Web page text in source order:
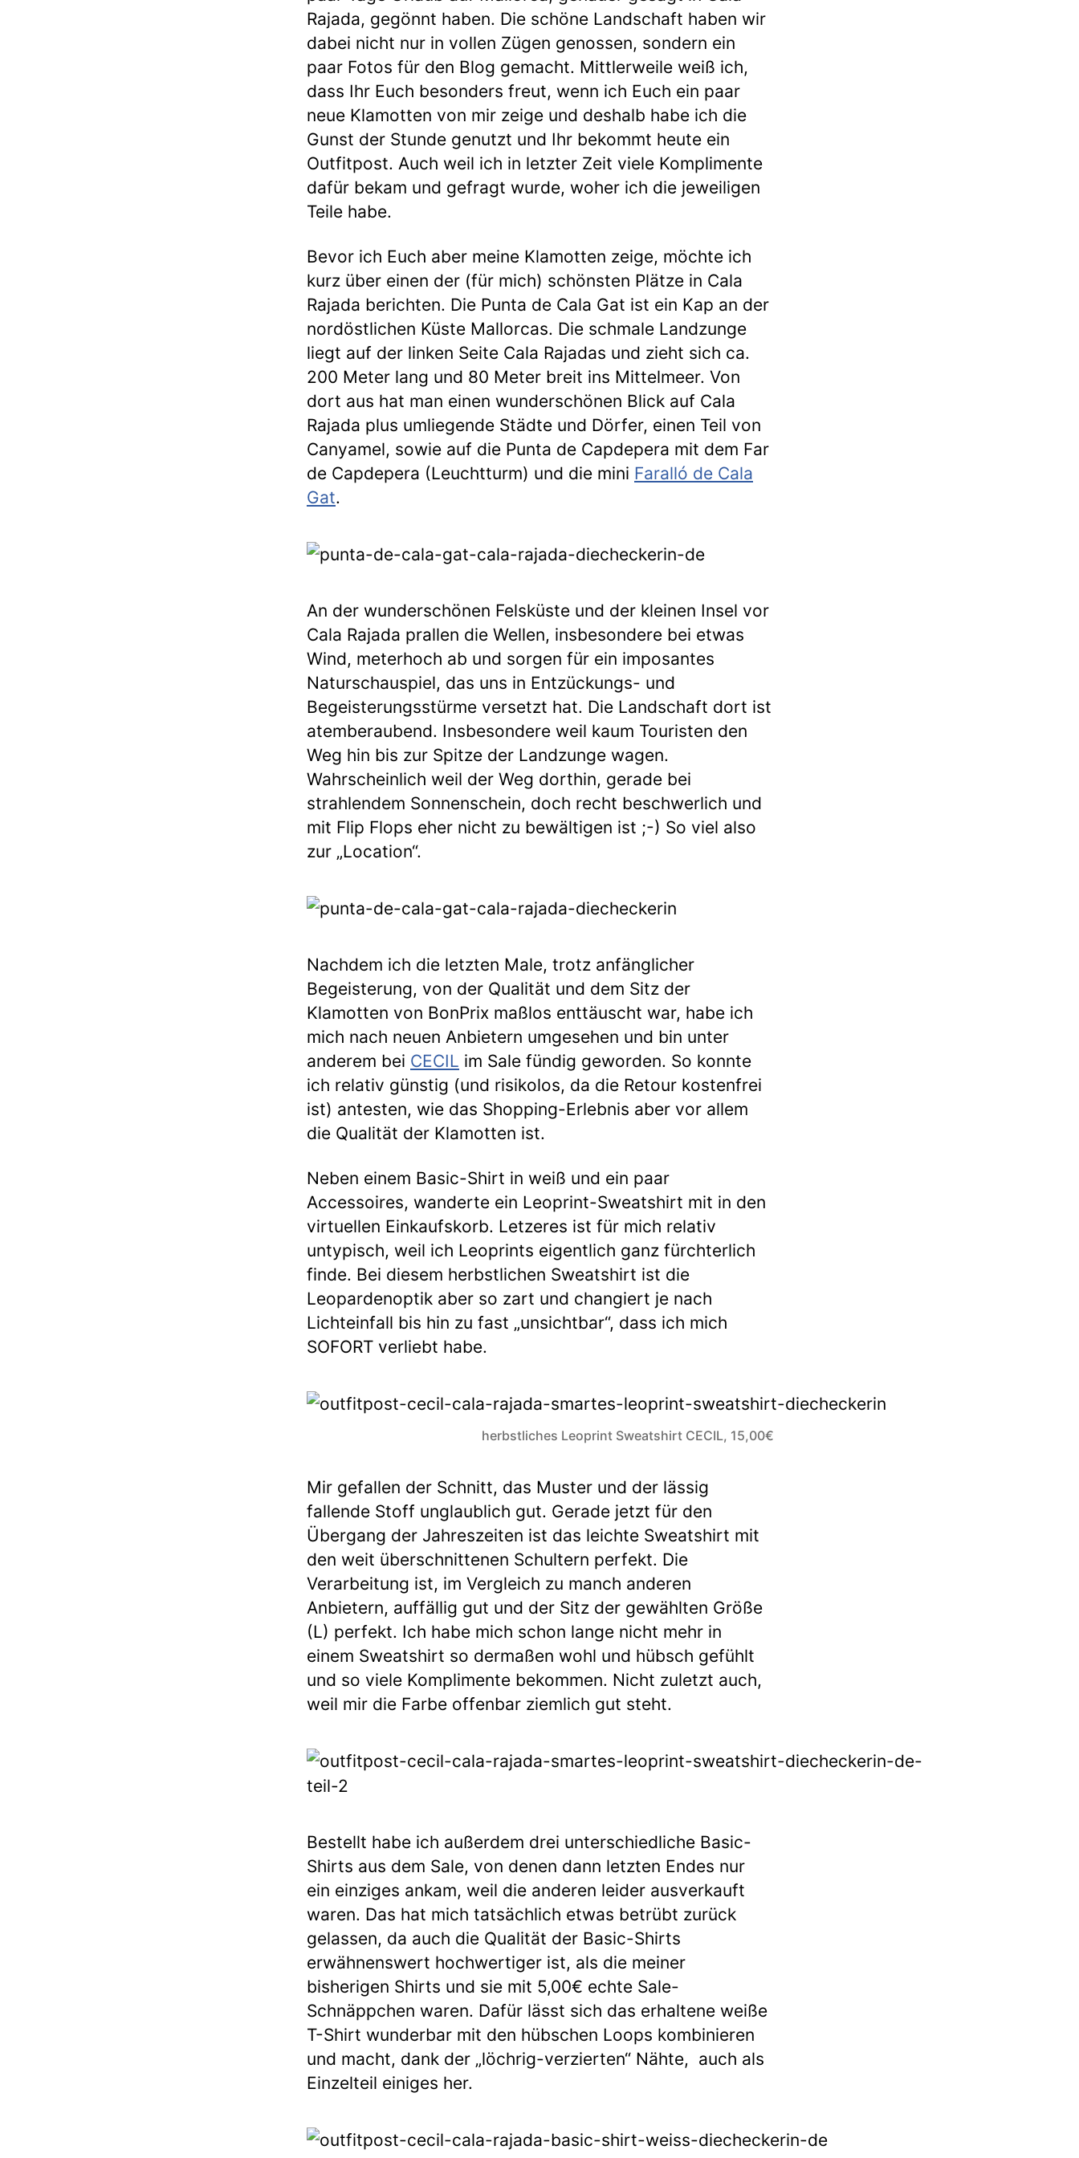
Rajada, gegönnt haben. Die schöne Landschaft haben wir
dabei nicht nur in vollen Zügen genossen, sondern ein
paar Fotos für den Blog gemacht. Mittlerweile weiß ich,
dass Ihr Euch besonders freut, wenn ich Euch ein paar
neue Klamotten von mir zeige und deshalb habe ich die
Gunst der Stunde genutzt und Ihr bekommt heute ein
Outfitpost. Auch weil ich in letzter Zeit viele Komplimente
dafür bekam und gefragt wurde, woher ich die jeweiligen
Teile habe.
Bevor ich Euch aber meine Klamotten zeige, möchte ich
kurz über einen der (für mich) schönsten Plätze in Cala
Rajada berichten. Die Punta de Cala Gat ist ein Kap an der
nordöstlichen Küste Mallorcas. Die schmale Landzunge
liegt auf der linken Seite Cala Rajadas und zieht sich ca.
200 Meter lang und 80 Meter breit ins Mittelmeer. Von
dort aus hat man einen wunderschönen Blick auf Cala
Rajada plus umliegende Städte und Dörfer, einen Teil von
Canyamel, sowie auf die Punta de Capdepera mit dem Far
de Capdepera (Leuchtturm) und die mini Faralló de Cala
Gat.
An der wunderschönen Felsküste und der kleinen Insel vor
Cala Rajada prallen die Wellen, insbesondere bei etwas
Wind, meterhoch ab und sorgen für ein imposantes
Naturschauspiel, das uns in Entzückungs- und
Begeisterungsstürme versetzt hat. Die Landschaft dort ist
atemberaubend. Insbesondere weil kaum Touristen den
Weg hin bis zur Spitze der Landzunge wagen.
Wahrscheinlich weil der Weg dorthin, gerade bei
strahlendem Sonnenschein, doch recht beschwerlich und
mit Flip Flops eher nicht zu bewältigen ist ;-) So viel also
zur „Location“.
Nachdem ich die letzten Male, trotz anfänglicher
Begeisterung, von der Qualität und dem Sitz der
Klamotten von BonPrix maßlos enttäuscht war, habe ich
mich nach neuen Anbietern umgesehen und bin unter
anderem bei CECIL im Sale fündig geworden. So konnte
ich relativ günstig (und risikolos, da die Retour kostenfrei
ist) antesten, wie das Shopping-Erlebnis aber vor allem
die Qualität der Klamotten ist.
Neben einem Basic-Shirt in weiß und ein paar
Accessoires, wanderte ein Leoprint-Sweatshirt mit in den
virtuellen Einkaufskorb. Letzeres ist für mich relativ
untypisch, weil ich Leoprints eigentlich ganz fürchterlich
finde. Bei diesem herbstlichen Sweatshirt ist die
Leopardenoptik aber so zart und changiert je nach
Lichteinfall bis hin zu fast „unsichtbar“, dass ich mich
SOFORT verliebt habe.
herbstliches Leoprint Sweatshirt CECIL, 15,00€
Mir gefallen der Schnitt, das Muster und der lässig
fallende Stoff unglaublich gut. Gerade jetzt für den
Übergang der Jahreszeiten ist das leichte Sweatshirt mit
den weit überschnittenen Schultern perfekt. Die
Verarbeitung ist, im Vergleich zu manch anderen
Anbietern, auffällig gut und der Sitz der gewählten Größe
(L) perfekt. Ich habe mich schon lange nicht mehr in
einem Sweatshirt so dermaßen wohl und hübsch gefühlt
und so viele Komplimente bekommen. Nicht zuletzt auch,
weil mir die Farbe offenbar ziemlich gut steht.
Bestellt habe ich außerdem drei unterschiedliche Basic-
Shirts aus dem Sale, von denen dann letzten Endes nur
ein einziges ankam, weil die anderen leider ausverkauft
waren. Das hat mich tatsächlich etwas betrübt zurück
gelassen, da auch die Qualität der Basic-Shirts
erwähnenswert hochwertiger ist, als die meiner
bisherigen Shirts und sie mit 5,00€ echte Sale-
Schnäppchen waren. Dafür lässt sich das erhaltene weiße
T-Shirt wunderbar mit den hübschen Loops kombinieren
und macht, dank der „löchrig-verzierten“ Nähte, auch als
Einzelteil einiges her.